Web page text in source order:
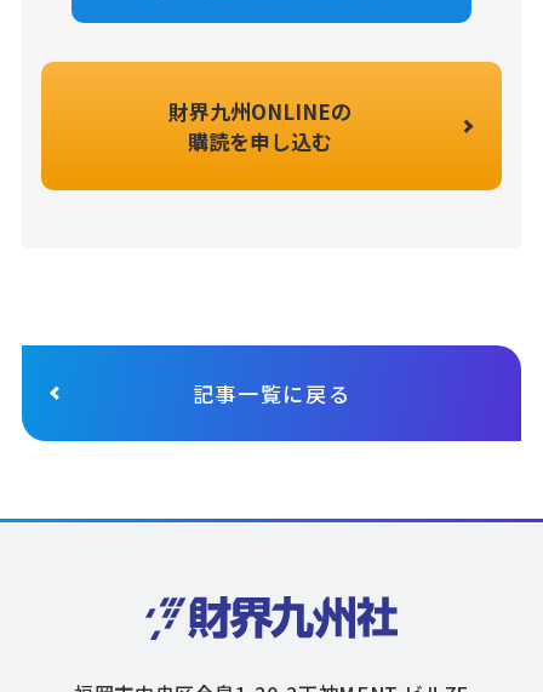
財界九州ONLINEの
購読を申し込む
記事一覧に戻る